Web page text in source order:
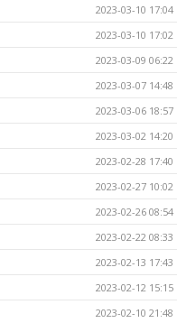
2023-03-10 17:04
2023-03-10 17:02
2023-03-09 06:22
2023-03-07 14:48
2023-03-06 18:57
2023-03-02 14:20
2023-02-28 17:40
2023-02-27 10:02
2023-02-26 08:54
2023-02-22 08:33
2023-02-13 17:43
2023-02-12 15:15
2023-02-10 21:48